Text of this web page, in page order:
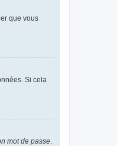
que vous
Si cela
mot de passe.